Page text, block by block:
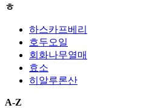
ㅎ
하스카프베리
호두오일
회화나무열매
효소
히알루론산
A-Z